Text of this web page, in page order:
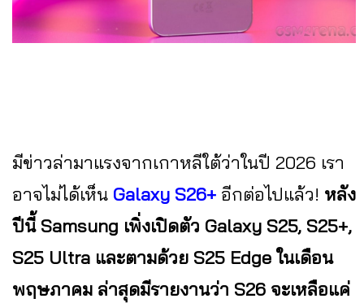
มีข่าวล่ามาแรงจากเกาหลีใต้ว่าในปี 2026 เรา
อาจไม่ได้เห็น Galaxy S26+ อีกต่อไปแล้ว! หลัง
ปีนี้ Samsung เพิ่งเปิดตัว Galaxy S25, S25+,
S25 Ultra และตามด้วย S25 Edge ในเดือน
พฤษภาคม ล่าสุดมีรายงานว่า S26 จะเหลือแค่